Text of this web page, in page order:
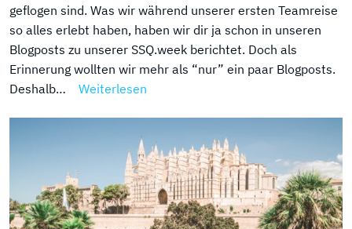
geflogen sind. Was wir während unserer ersten Teamreise
so alles erlebt haben, haben wir dir ja schon in unseren
Blogposts zu unserer SSQ.week berichtet. Doch als
Erinnerung wollten wir mehr als “nur” ein paar Blogposts.
Deshalb…
Weiterlesen